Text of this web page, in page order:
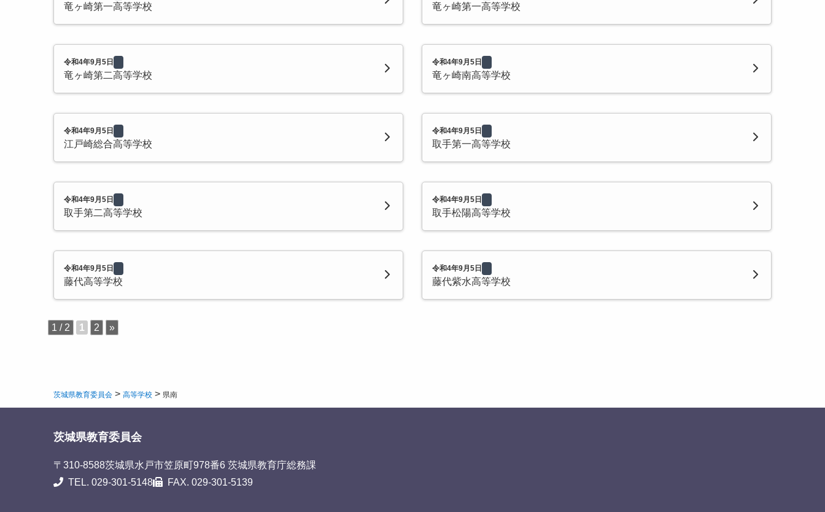
竜ヶ崎第一高等学校 竜ヶ崎第一高等学校
令和4年9月5日
竜ヶ崎第二高等学校
令和4年9月5日
竜ヶ崎南高等学校
令和4年9月5日
江戸崎総合高等学校
令和4年9月5日
取手第一高等学校
令和4年9月5日
取手第二高等学校
令和4年9月5日
取手松陽高等学校
令和4年9月5日
藤代高等学校
令和4年9月5日
藤代紫水高等学校
1 / 2 1 2 »
茨城県教育委員会 > 高等学校 > 県南
茨城県教育委員会
〒310-8588茨城県水戸市笠原町978番6 茨城県教育庁総務課
TEL. 029-301-5148
FAX. 029-301-5139